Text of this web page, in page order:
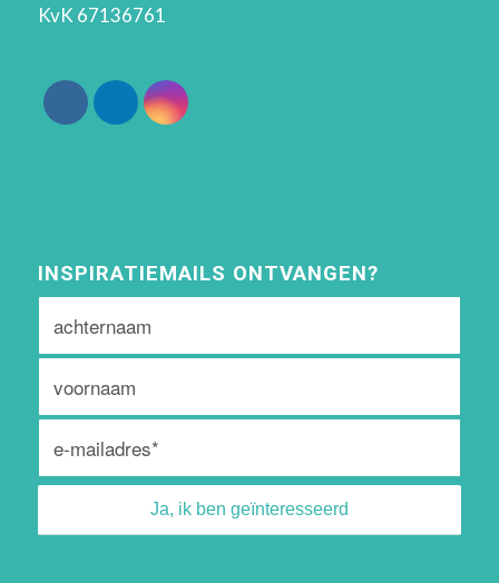
KvK 67136761
INSPIRATIEMAILS ONTVANGEN?